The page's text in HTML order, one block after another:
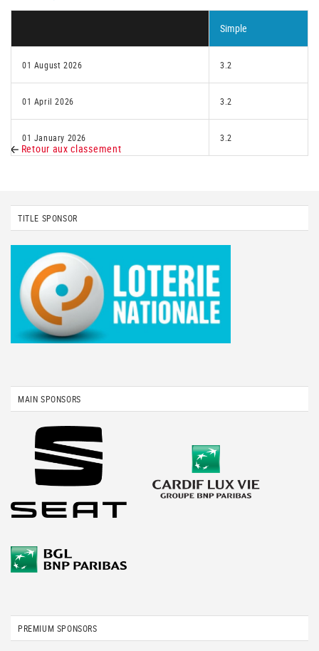
Simple
01 August 2026 3.2
01 April 2026 3.2
01 January 2026 3.2
Retour aux classement
TITLE SPONSOR
MAIN SPONSORS
PREMIUM SPONSORS